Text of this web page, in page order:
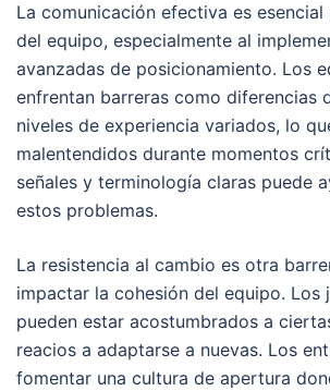
La comunicación efectiva es
del equipo, especialmente al
avanzadas de posicionamiento. Los
enfrentan barreras como diferencias
niveles de experiencia variados, lo
malentendidos durante momentos
señales y terminología claras puede
estos problemas.
La resistencia al cambio es otra
impactar la cohesión del equipo. Los
pueden estar acostumbrados a
reacios a adaptarse a nuevas. Los
fomentar una cultura de apertura